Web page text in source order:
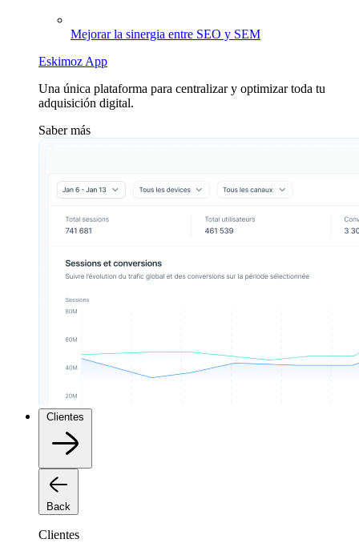
Mejorar la sinergia entre SEO y SEM
Eskimoz App
Una única plataforma para centralizar y optimizar toda tu
adquisición digital.
Saber más
Clientes
Back
Clientes